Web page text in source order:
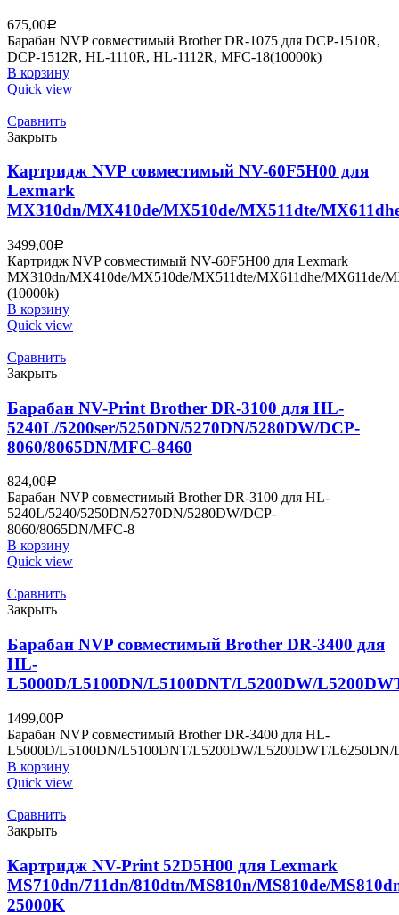
675,00Р
Барабан NVP совместимый Brother DR-1075 для DCP-1510R,
DCP-1512R, HL-1110R, HL-1112R, MFC-18(10000k)
В корзину
Quick view
Сравнить
Закрыть
Картридж NVP совместимый NV-60F5H00 для
Lexmark
MX310dn/MX410de/MX510de/MX511dte/
3499,00Р
Картридж NVP совместимый NV-60F5H00 для Lexmark
MX310dn/MX410de/MX510de/MX511dte/MX611dhe/MX611de/
(10000k)
В корзину
Quick view
Сравнить
Закрыть
Барабан NV-Print Brother DR-3100 для HL-
5240L/5200ser/5250DN/5270DN/5280DW/DCP-
8060/8065DN/MFC-8460
824,00Р
Барабан NVP совместимый Brother DR-3100 для HL-
5240L/5240/5250DN/5270DN/5280DW/DCP-
8060/8065DN/MFC-8
В корзину
Quick view
Сравнить
Закрыть
Барабан NVP совместимый Brother DR-3400 для
HL-
L5000D/L5100DN/L5100DNT/L5200DW/
1499,00Р
Барабан NVP совместимый Brother DR-3400 для HL-
L5000D/L5100DN/L5100DNT/L5200DW/L5200DWT/L6250DN/
В корзину
Quick view
Сравнить
Закрыть
Картридж NV-Print 52D5H00 для Lexmark
MS710dn/711dn/810dtn/MS810n/MS810de/
25000K